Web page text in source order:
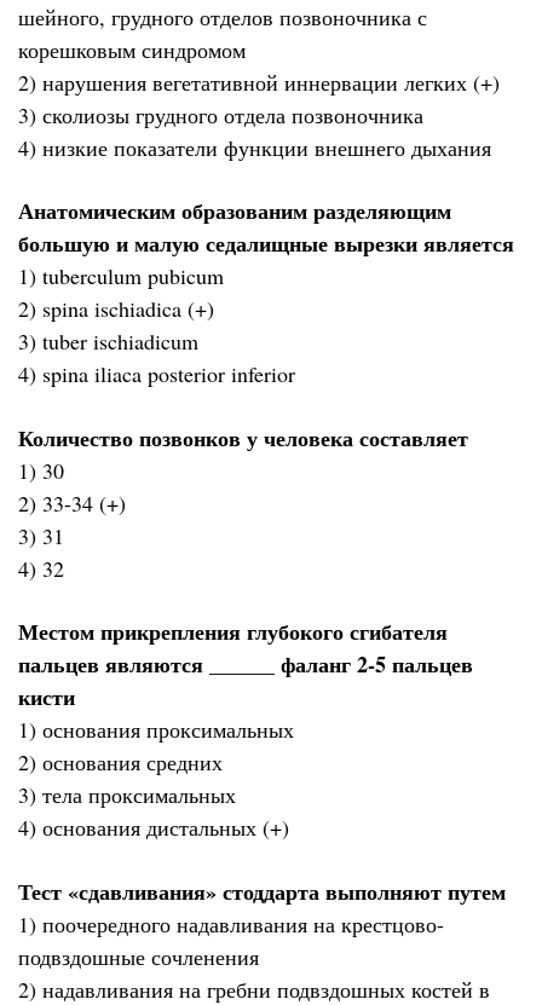
шейного, грудного отделов позвоночника с
корешковым синдромом
2) нарушения вегетативной иннервации легких (+)
3) сколиозы грудного отдела позвоночника
4) низкие показатели функции внешнего дыхания
Анатомическим образованим разделяющим
большую и малую седалищные вырезки является
1) tuberculum pubicum
2) spina ischiadica (+)
3) tuber ischiadicum
4) spina iliaca posterior inferior
Количество позвонков у человека составляет
1) 30
2) 33-34 (+)
3) 31
4) 32
Местом прикрепления глубокого сгибателя
пальцев являются ______ фаланг 2-5 пальцев
кисти
1) основания проксимальных
2) основания средних
3) тела проксимальных
4) основания дистальных (+)
Тест «сдавливания» стоддарта выполняют путем
1) поочередного надавливания на крестцово-
подвздошные сочленения
2) надавливания на гребни подвздошных костей в